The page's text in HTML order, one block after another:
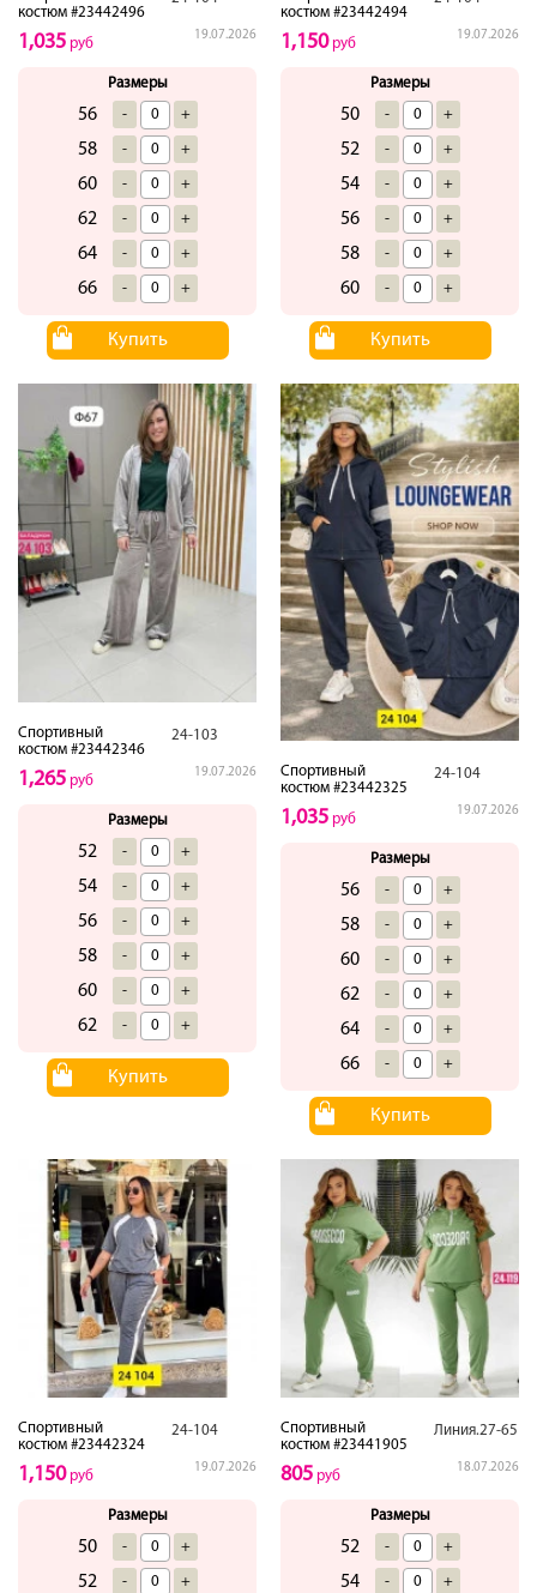
костюм #23442496
19.07.2026
1,035 руб
Размеры
56 - +
58 - +
60 - +
62 - +
64 - +
66 - +
Купить
костюм #23442494
19.07.2026
1,150руб
Размеры
50 - +
52 - +
54 - +
56 - +
58 - +
60 - +
Купить
Спортивный
костюм #23442346
24-103
19.07.2026
1,265 руб
Размеры
52 - +
54 - +
56 - +
58 - +
60 - +
62 - +
Купить
Спортивный
костюм #23442325
24-104
19.07.2026
1,035 руб
Размеры
56 - +
58 - +
60 - +
62 - +
64 - +
66 - +
Купить
Спортивный
костюм #23442324
24-104
19.07.2026
1,150руб
Размеры
50 - +
52 - +
Спортивный
костюм #23441905
Линия.27-65
18.07.2026
805 руб
Размеры
52 - +
54 - +